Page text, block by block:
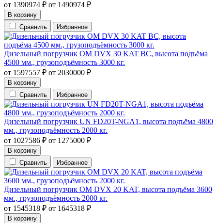
от 1390974 ₽ от 1490974 ₽
В корзину
Сравнить
Избранное
Дизельный погрузчик OM DVX 30 KAT BC, высота подъёма
4500 мм., грузоподъёмность 3000 кг.
от 1597557 ₽ от 2030000 ₽
В корзину
Сравнить
Избранное
Дизельный погрузчик UN FD20T-NGA1, высота подъёма 4800
мм., грузоподъёмность 2000 кг.
от 1027586 ₽ от 1275000 ₽
В корзину
Сравнить
Избранное
Дизельный погрузчик OM DVX 20 KAT, высота подъёма 3600
мм., грузоподъёмность 2000 кг.
от 1545318 ₽ от 1645318 ₽
В корзину